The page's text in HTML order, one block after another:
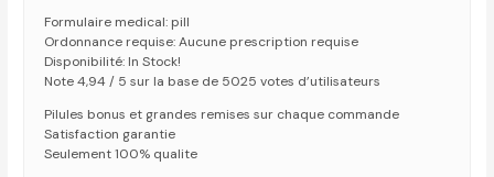
Formulaire medical: pill
Ordonnance requise: Aucune prescription requise
Disponibilité: In Stock!
Note 4,94 / 5 sur la base de 5025 votes d’utilisateurs
Pilules bonus et grandes remises sur chaque commande
Satisfaction garantie
Seulement 100% qualite